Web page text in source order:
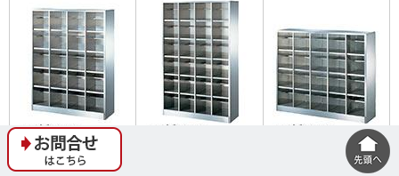
4列5段20人用 高さ1295m
m
5列4段20人用 高さ1055m